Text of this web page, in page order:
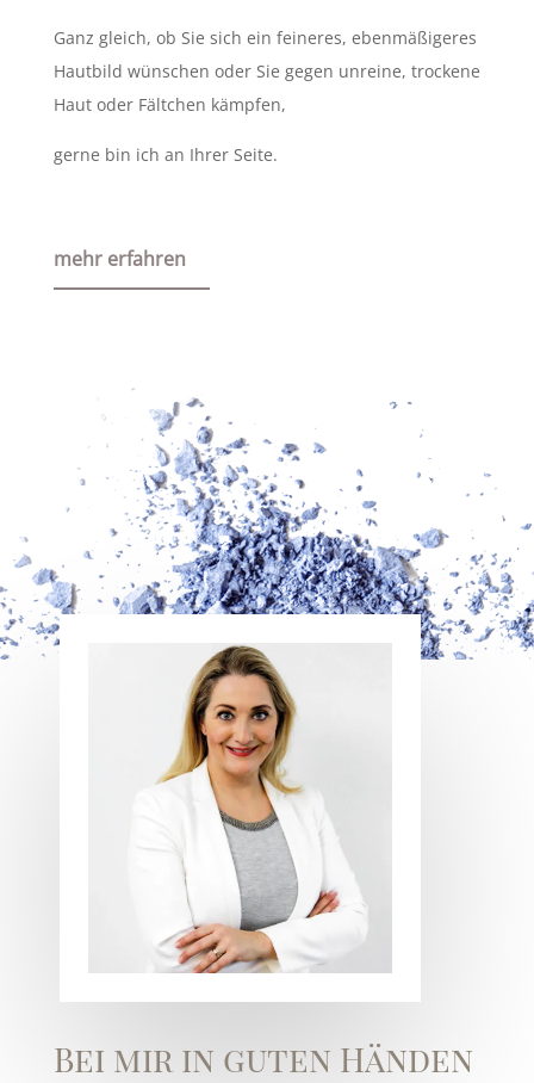
Ganz gleich, ob Sie sich ein feineres, ebenmäßigeres
Hautbild wünschen oder Sie gegen unreine, trockene
Haut oder Fältchen kämpfen,
gerne bin ich an Ihrer Seite.
mehr erfahren
Bei mir in guten Händen